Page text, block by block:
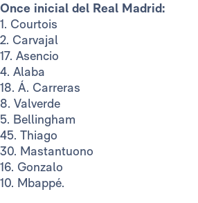
Once inicial del Real Madrid:
1. Courtois
2. Carvajal
17. Asencio
4. Alaba
18. Á. Carreras
8. Valverde
5. Bellingham
45. Thiago
30. Mastantuono
16. Gonzalo
10. Mbappé.